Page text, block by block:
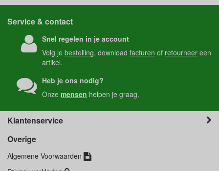
Service & contact
Snel regelen in je account
Volg jebestelling, downloadfacturen of retourneer een
artikel.
Heb je ons nodig?
Onzemensen helpen je graag.
Klantenservice
Overige
Algemene Voorwaarden